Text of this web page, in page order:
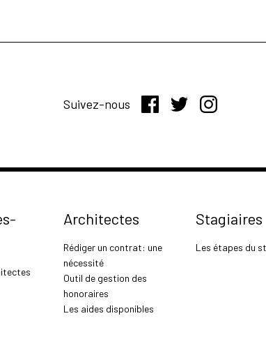
Suivez-nous
Architectes
Rédiger un contrat: une
nécessité
Outil de gestion des
honoraires
Les aides disponibles
Stagiaires
Les étapes du